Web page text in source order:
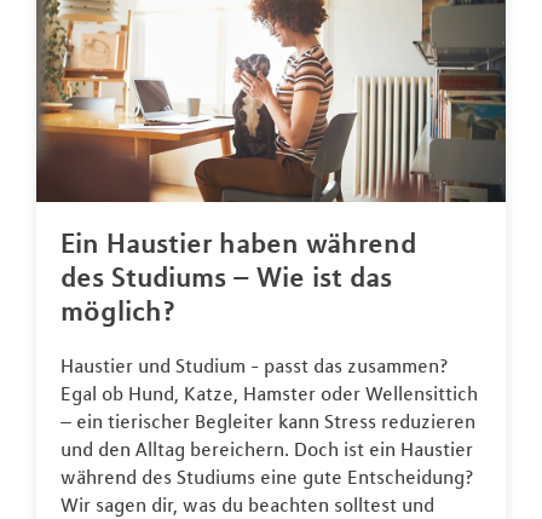
Ein Haustier haben während
des Studiums – Wie ist das
möglich?
Haustier und Studium - passt das zusammen?
Egal ob Hund, Katze, Hamster oder Wellensittich
– ein tierischer Begleiter kann Stress reduzieren
und den Alltag bereichern. Doch ist ein Haustier
während des Studiums eine gute Entscheidung?
Wir sagen dir, was du beachten solltest und